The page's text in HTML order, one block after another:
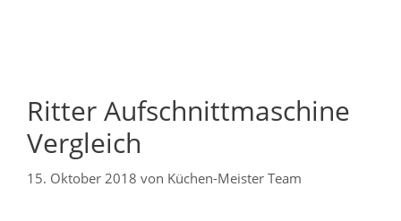
Ritter Aufschnittmaschine
Vergleich
15. Oktober 2018 von Küchen-Meister Team